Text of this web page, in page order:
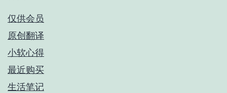
仅供会员
原创翻译
小软心得
最近购买
生活笔记